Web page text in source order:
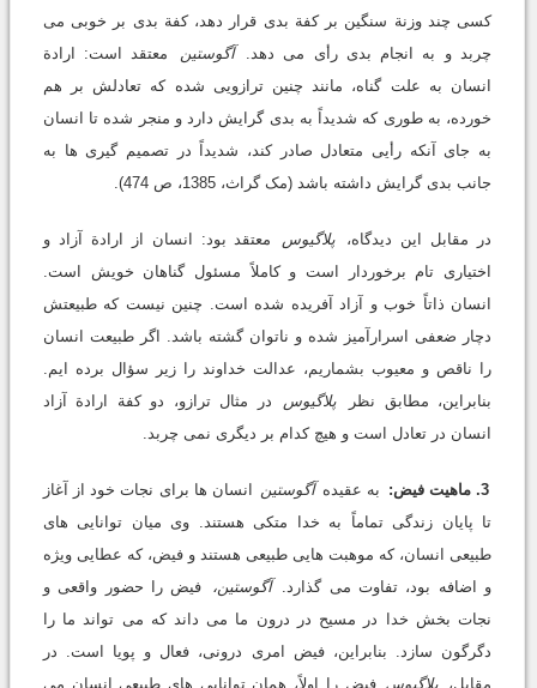
کسی چند وزنة سنگین بر کفة بدی قرار دهد، کفة بدی بر خوبی می
چربد و به انجام بدی رأی می دهد.
آگوستین
معتقد است: ارادة
انسان به علت گناه، مانند چنین ترازویی شده که تعادلش بر هم
خورده، به طوری که شدیداً به بدی گرایش دارد و منجر شده تا انسان
به جای آنکه رأیی متعادل صادر کند، شدیداً در تصمیم گیری ها به
جانب بدی گرایش داشته باشد (مک گراث، 1385، ص 474).
در مقابل این دیدگاه، پلاگیوس
معتقد بود: انسان از ارادة آزاد و
اختیاری تام برخوردار است و کاملاً مسئول گناهان خویش است.
انسان ذاتاً خوب و آزاد آفریده شده است. چنین نیست که طبیعتش
دچار ضعفی اسرارآمیز شده و ناتوان گشته باشد. اگر طبیعت انسان
را ناقص و معیوب بشماریم، عدالت خداوند را زیر سؤال برده ایم.
بنابراین، مطابق نظر
پلاگیوس
در مثال ترازو، دو کفة ارادة آزاد
انسان در تعادل است و هیچ کدام بر دیگری نمی چربد.
3. ماهیت فیض: به عقیده آگوستین
انسان ها برای نجات خود از آغاز
تا پایان زندگی تماماً به خدا متکی هستند. وی میان توانایی های
طبیعی انسان، که موهبت هایی طبیعی هستند و فیض، که عطایی ویژه
و اضافه بود، تفاوت می گذارد.
آگوستین،
فیض را حضور واقعی و
نجات بخش خدا در مسیح در درون ما می داند که می تواند ما را
دگرگون سازد. بنابراین، فیض امری درونی، فعال و پویا است. در
مقابل، پلاگیوس فیض را اولاً، همان توانایی های طبیعی انسان می